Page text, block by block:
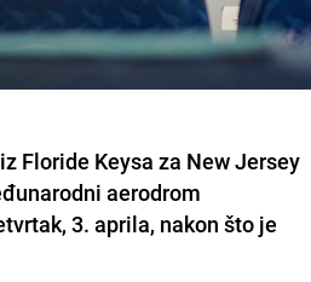
Floride Keysa za New Jersey
aerodrom
3. aprila, nakon što je